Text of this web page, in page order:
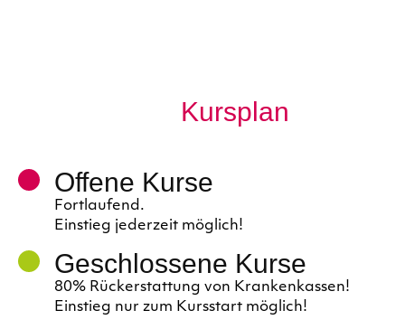
Kursplan
Offene Kurse
Fortlaufend.
Einstieg jederzeit möglich!
Geschlossene Kurse
80% Rückerstattung von Krankenkassen!
Einstieg nur zum Kursstart möglich!